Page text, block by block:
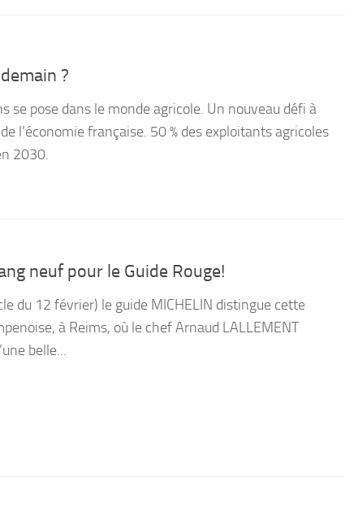
?
se pose dans le monde agricole. Un nouveau défi à
l’économie française. 50 % des exploitants agricoles
2030.
neuf pour le Guide Rouge!
du 12 février) le guide MICHELIN distingue cette
à Reims, où le chef Arnaud LALLEMENT
belle...